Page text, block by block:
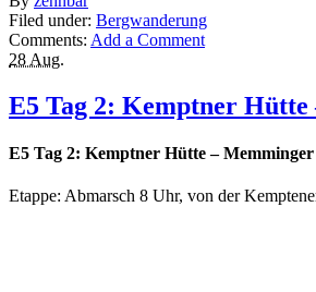
Filed under: Bergwanderung
Comments: Add a Comment
28 Aug.
E5 Tag 2: Kemptner
E5 Tag 2: Kemptner Hütte –
Etappe: Abmarsch 8 Uhr, von der